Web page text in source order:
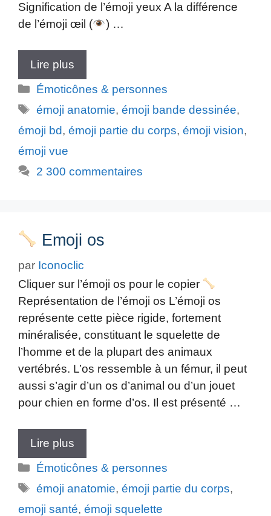
Signification de l’émoji yeux A la différence
de l’émoji œil (
) …
Lire plus
Catégories
Émoticônes & personnes
Étiquettes
émoji anatomie,émoji bande dessinée,
émoji bd, émoji partie du corps, émoji vision,
émoji vue
2 300 commentaires
Emoji os
par Iconoclic
Cliquer sur l’émoji os pour le copier
Représentation de l’émoji os L’émoji os
représente cette pièce rigide, fortement
minéralisée, constituant le squelette de
l’homme et de la plupart des animaux
vertébrés. L’os ressemble à un fémur, il peut
aussi s’agir d’un os d’animal ou d’un jouet
pour chien en forme d’os. Il est présenté …
Lire plus
Catégories
Émoticônes & personnes
Étiquettes
émoji anatomie,émoji partie du corps,
emoji santé, émoji squelette